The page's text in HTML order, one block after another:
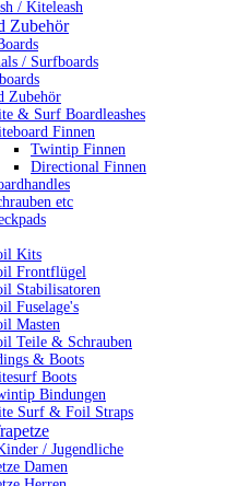
/ Kiteleash
Zubehör
/ Surfboards
Zubehör
& Surf Boardleashes
Finnen
Twintip Finnen
Directional Finnen
etc
Kits
Frontflügel
Stabilisatoren
Fuselage's
Masten
Teile & Schrauben
& Boots
Boots
Bindungen
Surf & Foil Straps
/ Jugendliche
Damen